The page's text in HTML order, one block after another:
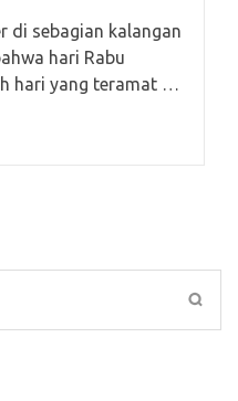
di sebagian kalangan
hari Rabu
hari yang teramat …